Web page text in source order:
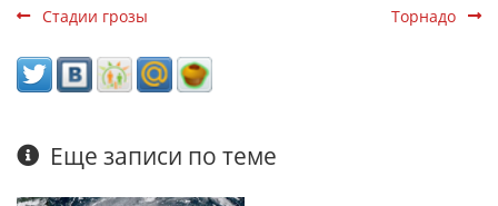
Стадии грозы Торнадо
Еще записи по теме